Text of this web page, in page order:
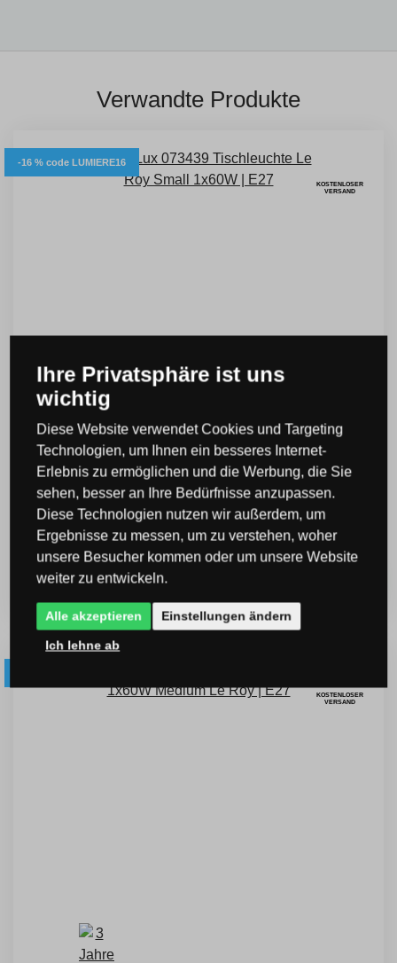
Verwandte Produkte
-16 % code LUMIERE16
KOSTENLOSER
VERSAND
Ideal Lux 073439 Tischleuchte Le Roy Small
1x60W | E27
Code: I073439
135 €
116 € inkl. MwSt.
KOSTENLOSER
VERSAND
Ihre Privatsphäre ist uns
wichtig
Diese Website verwendet Cookies und Targeting
Technologien, um Ihnen ein besseres Internet-
Erlebnis zu ermöglichen und die Werbung, die Sie
sehen, besser an Ihre Bedürfnisse anzupassen.
Diese Technologien nutzen wir außerdem, um
Ergebnisse zu messen, um zu verstehen, woher
unsere Besucher kommen oder um unsere Website
weiter zu entwickeln.
Alle akzeptieren Einstellungen ändern
Ich lehne ab